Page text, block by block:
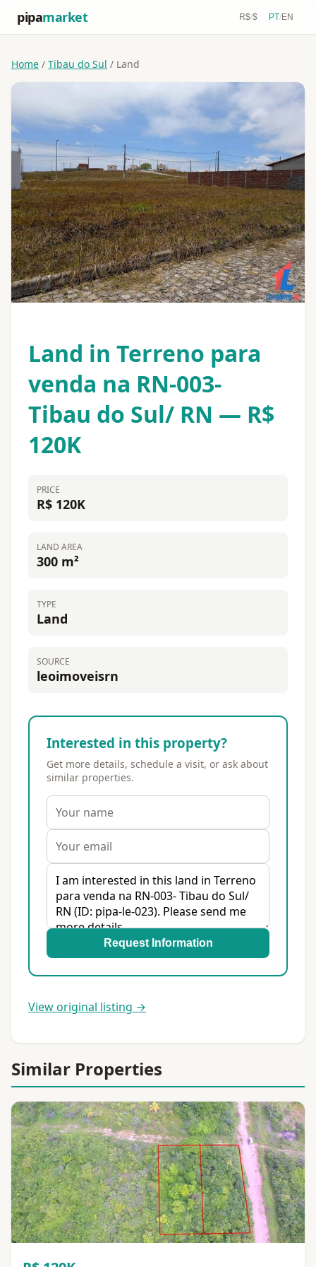
pipamarket R$/$ PT/EN
Home / Tibau do Sul / Land
Land in Terreno para
venda na RN-003-
Tibau do Sul/ RN — R$
120K
PRICE
R$ 120K
LAND AREA
300 m²
TYPE
Land
SOURCE
leoimoveisrn
Interested in this property?
Get more details, schedule a visit, or ask about
similar properties.
Request Information
View original listing →
Similar Properties